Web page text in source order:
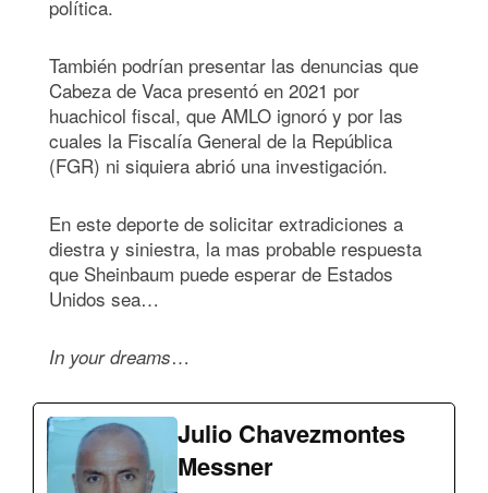
política.
También podrían presentar las denuncias que
Cabeza de Vaca presentó en 2021 por
huachicol fiscal, que AMLO ignoró y por las
cuales la Fiscalía General de la República
(FGR) ni siquiera abrió una investigación.
En este deporte de solicitar extradiciones a
diestra y siniestra, la mas probable respuesta
que Sheinbaum puede esperar de Estados
Unidos sea…
In your dreams…
Julio Chavezmontes
Messner